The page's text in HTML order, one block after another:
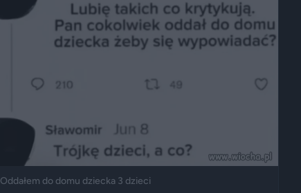
Oddałem do domu dziecka 3 dzieci